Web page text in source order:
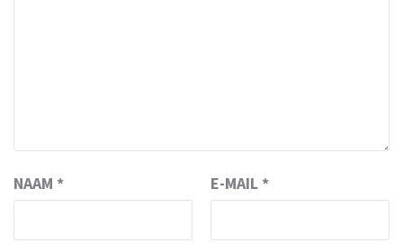
NAAM * E-MAIL *